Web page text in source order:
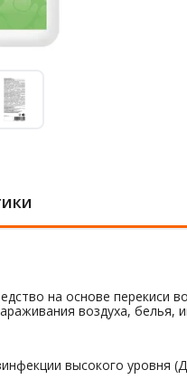
на основе перекиси
воздуха,
высокого уровня